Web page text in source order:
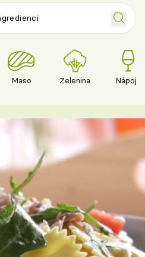
Maso Zelenina Nápoje